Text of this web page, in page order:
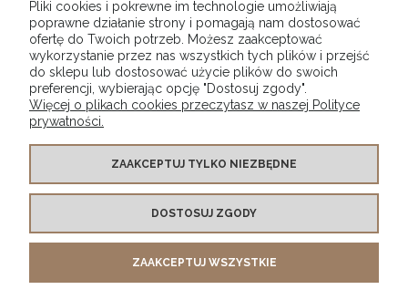
DO KOSZYKA
WARUNKI ZAKUPÓW
MOJE KONTO
INFORMACJE O SKLEPIE
Pliki cookies i pokrewne im technologie umożliwiają
poprawne działanie strony i pomagają nam dostosować
ofertę do Twoich potrzeb. Możesz zaakceptować
wykorzystanie przez nas wszystkich tych plików i przejść
do sklepu lub dostosować użycie plików do swoich
preferencji, wybierając opcję "Dostosuj zgody".
Więcej o plikach cookies przeczytasz w naszej Polityce
prywatności.
ZAAKCEPTUJ TYLKO NIEZBĘDNE
DOSTOSUJ ZGODY
ZAAKCEPTUJ WSZYSTKIE